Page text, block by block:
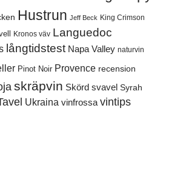
Hustrun Jeff Beck King Crimson
Kronos väv Languedoc
långtidstest Napa Valley naturvin
Pinot Noir Provence recension
skräpvin Skörd svavel Syrah
Ukraina vinfrossa vintips